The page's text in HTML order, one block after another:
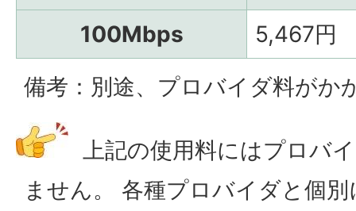
100Mbps
5,467円
備考：別途、プロバイダ料がか
上記の使用料にはプロバ
ません。 各種プロバイダと個